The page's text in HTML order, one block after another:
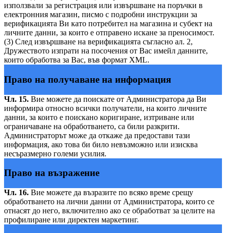
използвали за регистрация или извършване на поръчки в
електронния магазин, писмо с подробни инструкции за
верификацията Ви като потребител на магазина и субект на
личните данни, за които е отправено искане за преносимост.
(3) След извършване на верификацията съгласно ал. 2,
Дружеството изпрати на посочения от Вас имейл данните,
които обработва за Вас, във формат XML.
Право на получаване на информация
Чл. 15. Вие можете да поискате от Администратора да Ви
информира относно всички получатели, на които личните
данни, за които е поискано коригиране, изтриване или
ограничаване на обработването, са били разкрити.
Администраторът може да откаже да предостави тази
информация, ако това би било невъзможно или изисква
несъразмерно големи усилия.
Право на възражение
Чл. 16. Вие можете да възразите по всяко време срещу
обработването на лични данни от Администратора, които се
отнасят до него, включително ако се обработват за целите на
профилиране или директен маркетинг.